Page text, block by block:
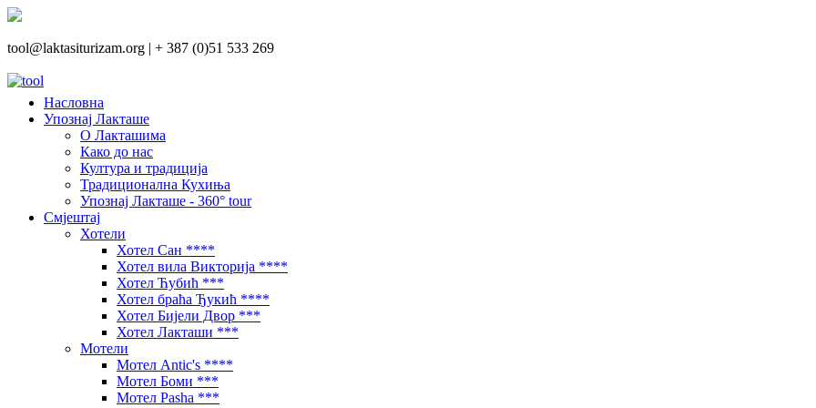
tool@laktasiturizam.org | + 387 (0)51 533 269
Насловна
Упознај Лакташе
О Лакташима
Како до нас
Култура и традиција
Традиционална Кухиња
Упознај Лакташе - 360° tour
Смјештај
Хотели
Хотел Сан ****
Хотел вила Викторија ****
Хотел Ћубић ***
Хотел браћа Ђукић ****
Хотел Бијели Двор ***
Хотел Лакташи ***
Мотели
Мотел Antic's ****
Мотел Боми ***
Мотел Pasha ***